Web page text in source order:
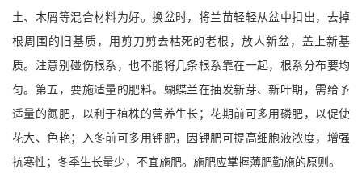
土、木屑等混合材料为好。换盆时，将兰苗轻轻从盆中扣出，去掉
根周围的旧基质，用剪刀剪去枯死的老根，放人新盆，盖上新基
质。注意别碰伤根系，也不能将几条根系靠在一起，根系分布要均
匀。第五，要施适量的肥料。蝴蝶兰在抽发新芽、新叶期，需给予
适量的氮肥，以利于植株的营养生长；花期前可多用磷肥，以促使
花大、色艳；入冬前可多用钾肥，因钾肥可提高细胞液浓度，增强
抗寒性；冬季生长量少，不宜施肥。施肥应掌握薄肥勤施的原则。